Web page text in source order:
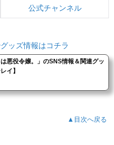
公式チャンネル
ッズ情報はコチラ
悪役令嬢。」のSNS情報＆関連グッ
イ】
▲目次へ戻る